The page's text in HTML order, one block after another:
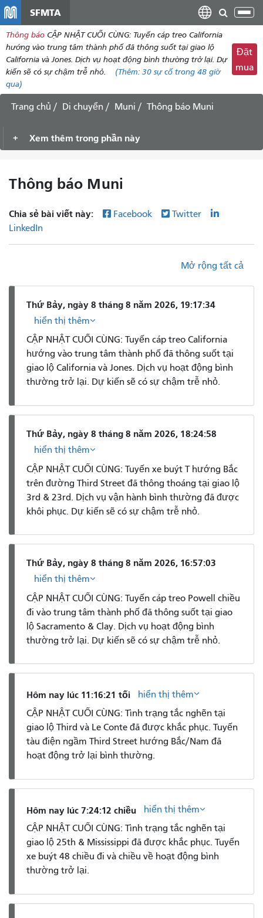
dung
SFMTA
Thông báo CẬP NHẬT CUỐI CÙNG: Tuyến cáp treo California
hướng vào trung tâm thành phố đã thông suốt tại giao lộ
California và Jones. Dịch vụ hoạt động bình thường trở lại. Dự
kiến ​​sẽ có sự chậm trễ nhỏ.
(Thêm: 30 sự cố trong 48 giờ
qua)
Đặt
mua
Trang chủ Di chuyển Muni Thông báo Muni
Xem thêm trong phần này
Thông báo Muni
Chia sẻ bài viết này: Facebook
Twitter
LinkedIn
Mở rộng tất cả
Thứ Bảy, ngày 8 tháng 8 năm 2026, 19:17:34
hiển thị thêm
CẬP NHẬT CUỐI CÙNG: Tuyến cáp treo California
hướng vào trung tâm thành phố đã thông suốt tại
giao lộ California và Jones. Dịch vụ hoạt động bình
thường trở lại. Dự kiến ​​sẽ có sự chậm trễ nhỏ.
Thứ Bảy, ngày 8 tháng 8 năm 2026, 18:24:58
hiển thị thêm
CẬP NHẬT CUỐI CÙNG: Tuyến xe buýt T hướng Bắc
trên đường Third Street đã thông thoáng tại giao lộ
3rd & 23rd. Dịch vụ vận hành bình thường đã được
khôi phục. Dự kiến ​​sẽ có sự chậm trễ nhỏ.
Thứ Bảy, ngày 8 tháng 8 năm 2026, 16:57:03
hiển thị thêm
CẬP NHẬT CUỐI CÙNG: Tuyến cáp treo Powell chiều
đi vào trung tâm thành phố đã thông suốt tại giao
lộ Sacramento & Clay. Dịch vụ hoạt động bình
thường trở lại. Dự kiến ​​sẽ có sự chậm trễ nhỏ.
Hôm nay lúc 11:16:21 tối
hiển thị thêm
CẬP NHẬT CUỐI CÙNG: Tình trạng tắc nghẽn tại
giao lộ Third và Le Conte đã được khắc phục. Tuyến
tàu điện ngầm Third Street hướng Bắc/Nam đã
hoạt động trở lại bình thường.
Hôm nay lúc 7:24:12 chiều
hiển thị thêm
CẬP NHẬT CUỐI CÙNG: Tình trạng tắc nghẽn tại
giao lộ 25th & Mississippi đã được khắc phục. Tuyến
xe buýt 48 chiều đi và chiều về hoạt động bình
thường trở lại.